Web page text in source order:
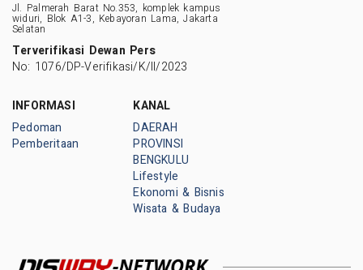
Jl. Palmerah Barat No.353, komplek kampus
widuri, Blok A1-3, Kebayoran Lama, Jakarta
Selatan
Terverifikasi Dewan Pers
No: 1076/DP-Verifikasi/K/II/2023
INFORMASI
Pedoman
Pemberitaan
KANAL
DAERAH
PROVINSI
BENGKULU
Lifestyle
Ekonomi & Bisnis
Wisata & Budaya